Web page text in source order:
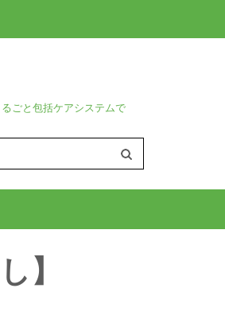
ごと包括ケアシステムで
】